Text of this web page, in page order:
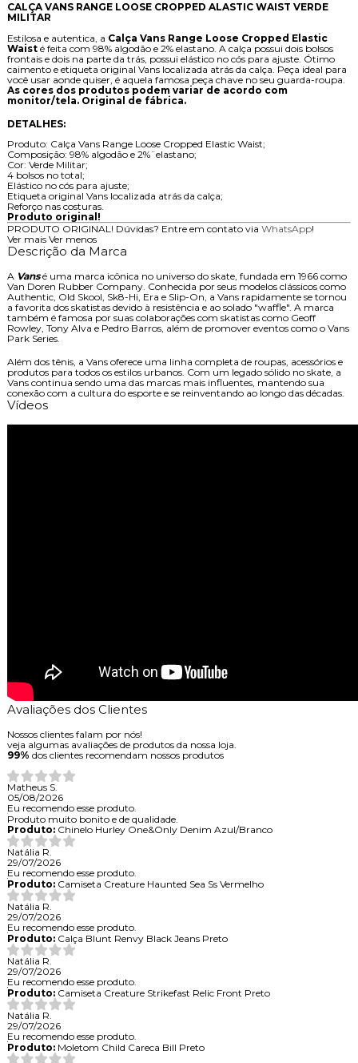
CALÇA VANS RANGE LOOSE CROPPED ALASTIC WAIST VERDE
MILITAR
Estilosa e autentica, a Calça Vans Range Loose Cropped Elastic
Waisté feita com 98% algodão e 2% elastano. A calça possui dois bolsos
frontais e dois na parte da trás, possui elástico no cós para ajuste. Ótimo
caimento e etiqueta original Vans localizada atrás da calça. Peça ideal para
você usar aonde quiser, é aquela famosa peça chave no seu guarda-roupa.
As cores dos produtos podem variar de acordo com
monitor/tela. Original de fábrica.
DETALHES:
Produto: Calça Vans Range Loose Cropped Elastic Waist;
Composição: 98% algodão e 2%¨elastano;
Cor: Verde Militar;
4 bolsos no total;
Elástico no cós para ajuste;
Etiqueta original Vans localizada atrás da calça;
Reforço nas costuras.
Produto original!
PRODUTO ORIGINAL! Dúvidas? Entre em contato via WhatsApp!
Ver mais Ver menos
Descrição da Marca
A Vansé uma marca icônica no universo do skate, fundada em 1966 como
Van Doren Rubber Company. Conhecida por seus modelos clássicos como
Authentic, Old Skool, Sk8-Hi, Era e Slip-On, a Vans rapidamente se tornou
a favorita dos skatistas devido à resistência e ao solado "waffle". A marca
também é famosa por suas colaborações com skatistas como Geoff
Rowley, Tony Alva e Pedro Barros, além de promover eventos como o Vans
Park Series.
Além dos tênis, a Vans oferece uma linha completa de roupas, acessórios e
produtos para todos os estilos urbanos. Com um legado sólido no skate, a
Vans continua sendo uma das marcas mais influentes, mantendo sua
conexão com a cultura do esporte e se reinventando ao longo das décadas.
Vídeos
Avaliações dos Clientes
Nossos clientes falam por nós!
veja algumas avaliações de produtos da nossa loja.
99% dos clientes recomendam nossos produtos
Matheus S.
05/08/2026
Eu recomendo esse produto.
Produto muito bonito e de qualidade.
Produto:Chinelo Hurley One&Only Denim Azul/Branco
Natália R.
29/07/2026
Eu recomendo esse produto.
Produto:Camiseta Creature Haunted Sea Ss Vermelho
Natália R.
29/07/2026
Eu recomendo esse produto.
Produto:Calça Blunt Renvy Black Jeans Preto
Natália R.
29/07/2026
Eu recomendo esse produto.
Produto:Camiseta Creature Strikefast Relic Front Preto
Natália R.
29/07/2026
Eu recomendo esse produto.
Produto:Moletom Child Careca Bill Preto